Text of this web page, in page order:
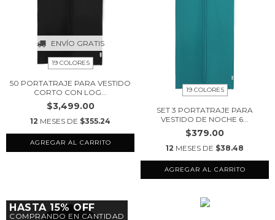
ENVÍO GRATIS
19 COLORES
50 PORTATRAJE PARA VESTIDO
CORTO CON LOG...
$3,499.00
12 MESES DE $355.24
AGREGAR AL CARRITO
19 COLORES
SET 3 PORTATRAJE PARA
VESTIDO DE NOCHE 6...
$379.00
12 MESES DE $38.48
AGREGAR AL CARRITO
HASTA 15% OFF
COMPRANDO EN CANTIDAD